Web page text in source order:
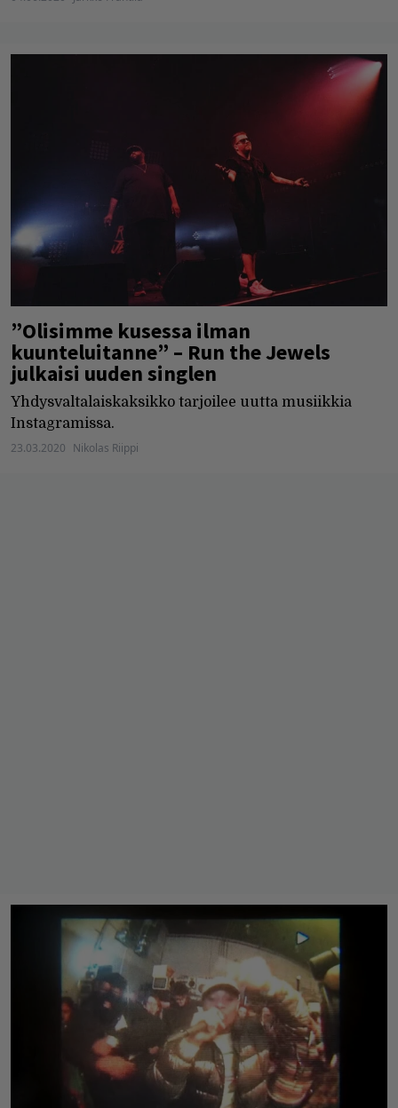
”Olisimme kusessa ilman
kuunteluitanne” – Run the Jewels
julkaisi uuden singlen
Yhdysvaltalaiskaksikko tarjoilee uutta musiikkia
Instagramissa.
23.03.2020 Nikolas Riippi